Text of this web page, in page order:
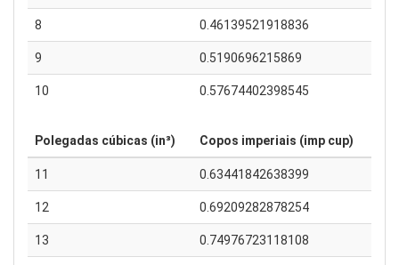
8 0.46139521918836
9 0.5190696215869
10 0.57674402398545
Polegadas cúbicas (in³) Copos imperiais (imp cup)
11 0.63441842638399
12 0.69209282878254
13 0.74976723118108